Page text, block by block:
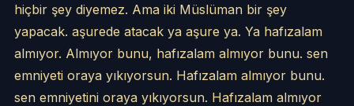
hiçbir şey diyemez. Ama iki Müslüman bir şey
yapacak. aşurede atacak ya aşure ya. Ya hafızalam
almıyor. Almıyor bunu, hafızalam almıyor bunu. sen
emniyeti oraya yıkıyorsun. Hafızalam almıyor bunu.
sen emniyetini oraya yıkıyorsun. Hafızalam almıyor